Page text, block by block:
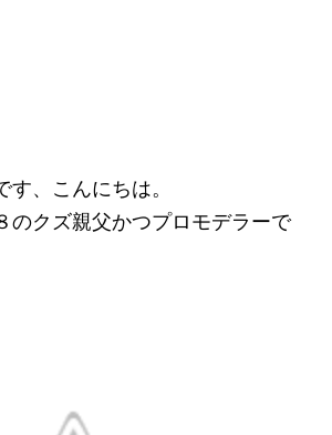
、こんにちは。
のクズ親父かつプロモデラーで